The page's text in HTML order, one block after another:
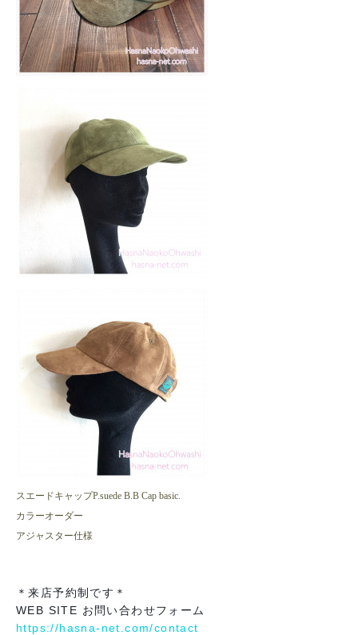
スエードキャップP.suede B.B Cap basic.
カラーオーダー
アジャスター仕様
＊来店予約制です＊
WEB SITE お問い合わせフォーム
https://hasna-net.com/contact